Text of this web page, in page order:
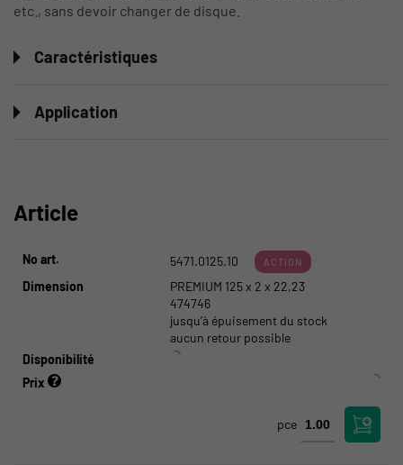
etc., sans devoir changer de disque.
Caractéristiques
Application
Article
No art. 5471.0125.10 ACTION
Dimension
PREMIUM 125 x 2 x 22,23
474746
jusqu’à épuisement du stock
aucun retour possible
Disponibilité
Prix
pce